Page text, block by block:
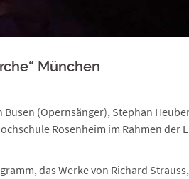
München
(Opernsänger), Stephan
Rosenheim im Rahmen der
das Werke von Richard Strauss,